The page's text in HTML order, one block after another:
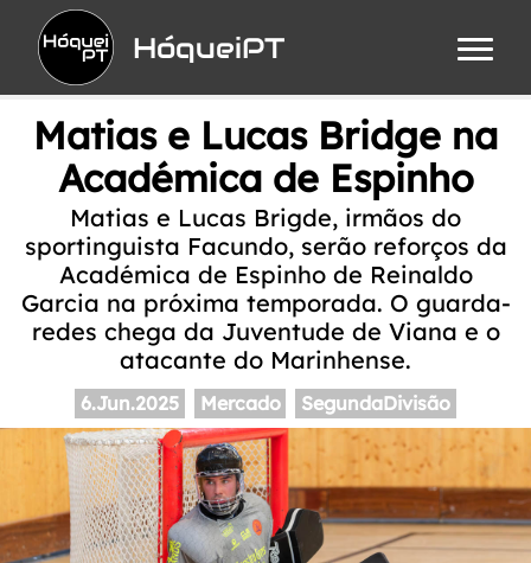
HóqueiPT
Matias e Lucas Bridge na
Académica de Espinho
Matias e Lucas Brigde, irmãos do
sportinguista Facundo, serão reforços da
Académica de Espinho de Reinaldo
Garcia na próxima temporada. O guarda-
redes chega da Juventude de Viana e o
atacante do Marinhense.
6.Jun.2025 Mercado SegundaDivisão